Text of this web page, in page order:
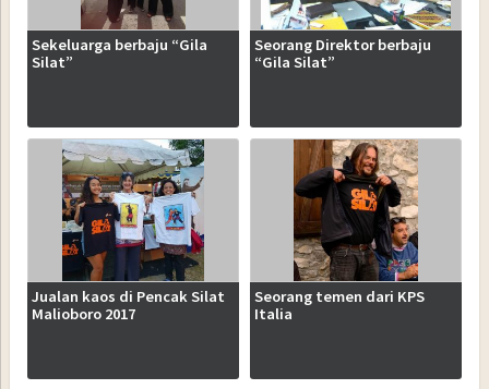
Sekeluarga berbaju “Gila
Silat”
Seorang Direktor berbaju
“Gila Silat”
Jualan kaos di Pencak Silat
Malioboro 2017
Seorang temen dari KPS
Italia